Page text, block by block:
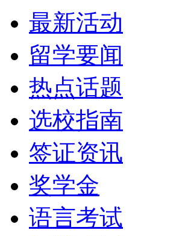
最新活动
留学要闻
热点话题
选校指南
签证资讯
奖学金
语言考试